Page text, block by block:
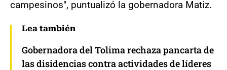
campesinos", puntualizó la gobernadora Matiz.
Lea también
Gobernadora del Tolima rechaza pancarta de
las disidencias contra actividades de líderes